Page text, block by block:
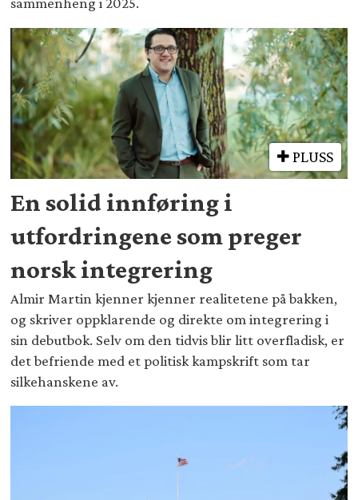
PLUSS
En solid innføring i
utfordringene som preger
norsk integrering
Almir Martin kjenner kjenner realitetene på bakken,
og skriver oppklarende og direkte om integrering i
sin debutbok. Selv om den tidvis blir litt overfladisk, er
det befriende med et politisk kampskrift som tar
silkehanskene av.